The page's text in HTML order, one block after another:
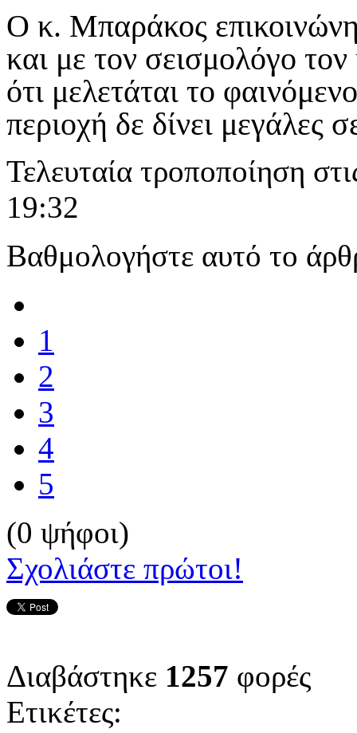
Ο κ. Μπαράκος
και με τον σεισμολόγο
ότι μελετάται το
περιοχή δε δίνει μεγάλες
Τελευταία τροποποίηση
19:32
Βαθμολογήστε αυτό το
1
2
3
4
5
(0 ψήφοι)
Σχολιάστε πρώτοι!
Διαβάστηκε 1257 φορές
Ετικέτες: